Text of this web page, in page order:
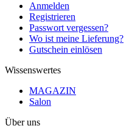
Anmelden
Registrieren
Passwort vergessen?
Wo ist meine Lieferung?
Gutschein einlösen
Wissenswertes
MAGAZIN
Salon
Über uns